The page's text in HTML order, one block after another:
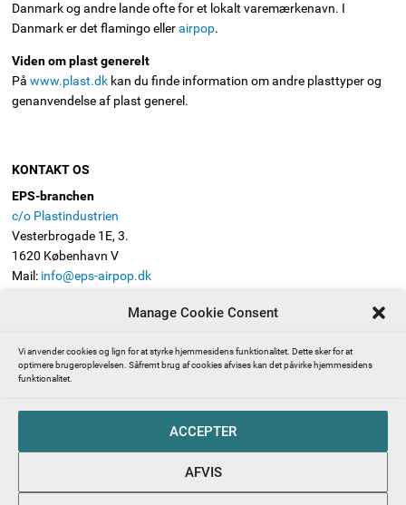
Manage Cookie Consent
Vi anvender cookies og lign for at styrke hjemmesidens funktionalitet. Dette sker for at
optimere brugeroplevelsen. Såfremt brug af cookies afvises kan det påvirke hjemmesidens
funktionalitet.
ACCEPTER
AFVIS
Danmark og andre lande ofte for et lokalt varemærkenavn. I
Danmark er det flamingo ellerairpop.
Viden om plast generelt
Påwww.plast.dk kan du finde information om andre plasttyper og
genanvendelse af plast generel.
KONTAKT OS
EPS-branchen
c/o Plastindustrien
Vesterbrogade 1E, 3.
1620 København V
Mail: info@eps-airpop.dk
FØLG EPS-BRANCHEN
polystyren, også kendt som Flamingo)
Abonnér på EPS-branchens nyhedsbrev
EPS-branchen – en del af Plastindustrien beskytter dine
persondata